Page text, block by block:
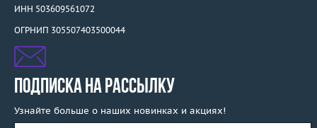
ИНН 503609561072
ОГРНИП 305507403500044
ПОДПИСКА НА РАССЫЛКУ
Узнайте больше о наших новинках и акциях!